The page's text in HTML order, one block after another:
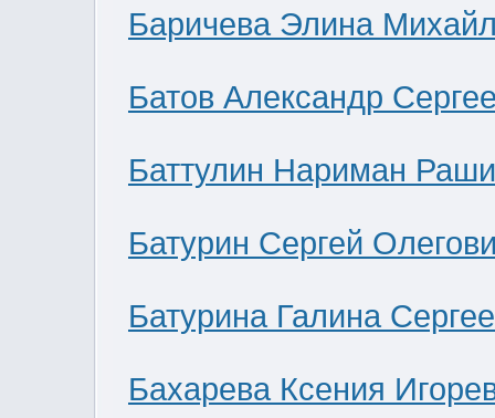
Баричева Элина
Батов Александр
Баттулин Нариман
Батурин Сергей
Батурина Галина
Бахарева Ксения